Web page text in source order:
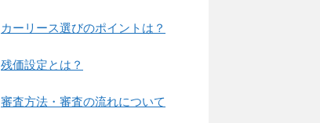
カーリース選びのポイントは？
残価設定とは？
審査方法・審査の流れについて